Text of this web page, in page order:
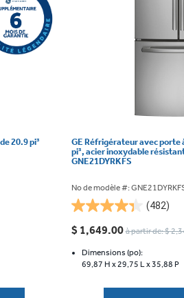
20.9 pi³
GE Réfrigérateur avec porte
pi³, acier inoxydable
GNE21DYRKFS
No de modèle #:
(482)
4.3
étoile(s)
5.
482
$ 1,649.00 à partir de: $
Dimensions (po):
69,87 H x29,75 L x35,88 P